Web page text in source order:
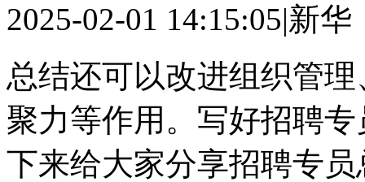
2025-02-01 14:15:05|新华
总结还可以改进组织管
聚力等作用。写好招聘
下来给大家分享招聘专